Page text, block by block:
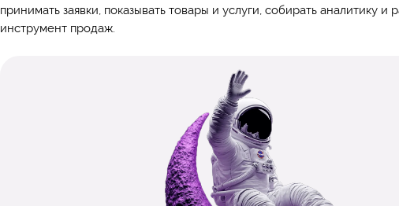
принимать заявки, показывать товары и услуги, собирать аналитику и
инструмент продаж.